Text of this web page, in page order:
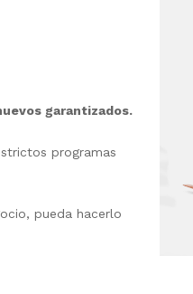
garantizados.
programas
pueda hacerlo